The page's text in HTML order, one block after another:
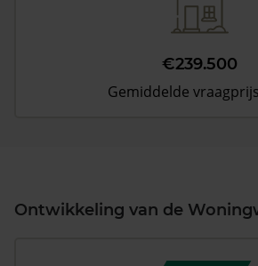
€239.500
Gemiddelde
Ontwikkeling van de